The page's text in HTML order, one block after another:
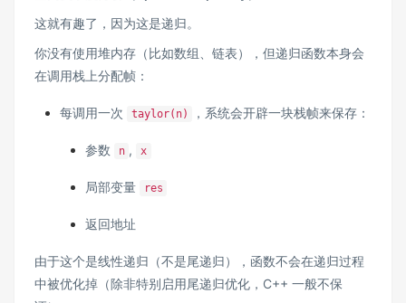
这就有趣了，因为这是递归。
你没有使用堆内存（比如数组、链表），但递归函数本身会
在调用栈上分配帧：
每调用一次 taylor(n) ，系统会开辟一块栈帧来保存：
参数 n , x
局部变量 res
返回地址
由于这个是线性递归（不是尾递归），函数不会在递归过程
中被优化掉（除非特别启用尾递归优化，C++ 一般不保